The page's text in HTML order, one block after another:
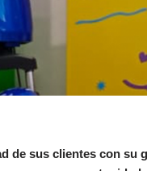
de sus clientes con su